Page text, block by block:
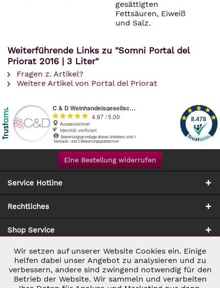
gesättigten
Fettsäuren, Eiweiß
und Salz.
Weiterführende Links zu "Somni Portal del
Priorat 2016 | 3 Liter"
Fragen z. Artikel?
Weitere Artikel von Portal del Priorat
Eine Bestellung widerrufen
Service Hotline
Rechtliches
Shop Service
Zahlung & Versand
Notwendig Aktiv
Marketing Inaktiv
Wir setzen auf unserer Website Cookies ein. Einige
helfen dabei unser Angebot zu analysieren und zu
verbessern, andere sind zwingend notwendig für den
Betrieb der Website. Wir sammeln und verarbeiten